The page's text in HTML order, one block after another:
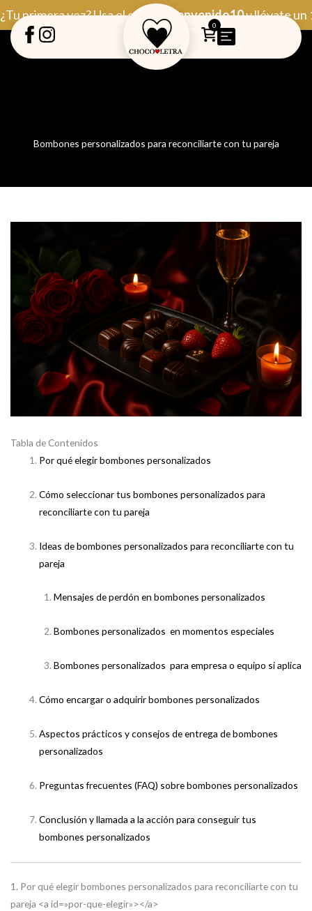
al
contenido
¿Tu primera vez? Usa el código Bienvenido10y llévate un
0
Bombones personalizados para reconciliarte con tu pareja
Tabla de Contenidos
Por qué elegir bombones personalizados
Cómo seleccionar tus bombones personalizados para
reconciliarte con tu pareja
Ideas de bombones personalizados para reconciliarte con tu
pareja
Mensajes de perdón en bombones personalizados
Bombones personalizados en momentos especiales
Bombones personalizados para empresa o equipo si aplica
Cómo encargar o adquirir bombones personalizados
Aspectos prácticos y consejos de entrega de bombones
personalizados
Preguntas frecuentes (FAQ) sobre bombones personalizados
Conclusión y llamada a la acción para conseguir tus
bombones personalizados
1. Por qué elegir bombones personalizados para reconciliarte con tu
pareja <a id=»por-que-elegir»></a>